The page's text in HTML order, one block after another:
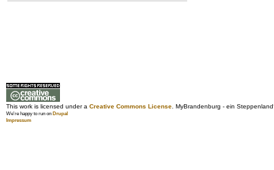
This work is licensed under a Creative Commons License. MyBrandenburg - ein
We're happy to run on Drupal
Impressum